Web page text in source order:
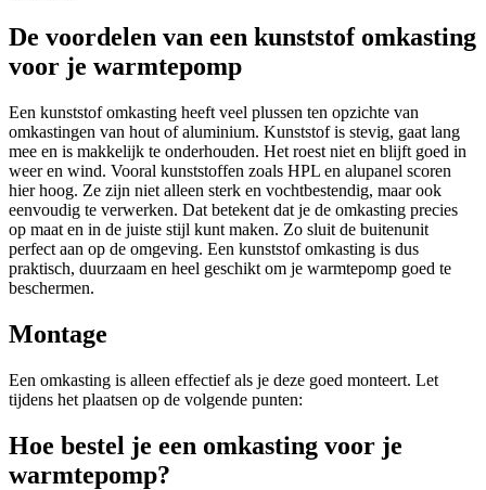
De voordelen van een kunststof omkasting
voor je warmtepomp
Een kunststof omkasting heeft veel plussen ten opzichte van
omkastingen van hout of aluminium. Kunststof is stevig, gaat lang
mee en is makkelijk te onderhouden. Het roest niet en blijft goed in
weer en wind. Vooral kunststoffen zoals HPL en alupanel scoren
hier hoog. Ze zijn niet alleen sterk en vochtbestendig, maar ook
eenvoudig te verwerken. Dat betekent dat je de omkasting precies
op maat en in de juiste stijl kunt maken. Zo sluit de buitenunit
perfect aan op de omgeving. Een kunststof omkasting is dus
praktisch, duurzaam en heel geschikt om je warmtepomp goed te
beschermen.
Montage
Een omkasting is alleen effectief als je deze goed monteert. Let
tijdens het plaatsen op de volgende punten:
Hoe bestel je een omkasting voor je
warmtepomp?